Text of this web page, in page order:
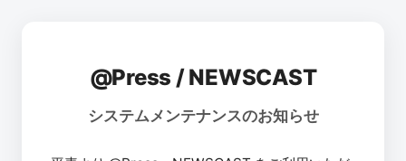
@Press / NEWSCAST
システムメンテナンスのお知らせ